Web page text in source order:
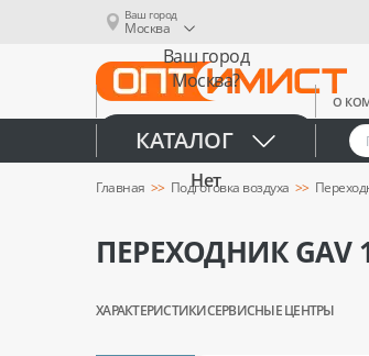
Ваш город
Москва
Ваш город
Москва?
Да
Нет
О
КАТАЛОГ
Главная Подготовка воздуха
ПЕРЕХОДНИК GAV
ХАРАКТЕРИСТИКИСЕРВИСНЫЕ ЦЕНТРЫ